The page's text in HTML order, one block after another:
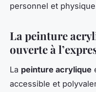
personnel et
La peinture
ouverte à
La peinture acrylique
accessible et